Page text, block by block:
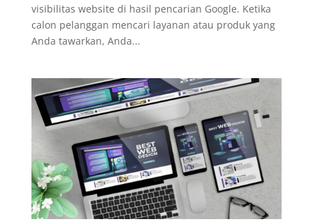
visibilitas website di hasil pencarian Google. Ketika
calon pelanggan mencari layanan atau produk yang
Anda tawarkan, Anda...